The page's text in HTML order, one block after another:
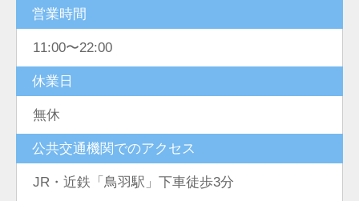
営業時間
11:00〜22:00
休業日
無休
公共交通機関でのアクセス
JR・近鉄「鳥羽駅」下車徒歩3分